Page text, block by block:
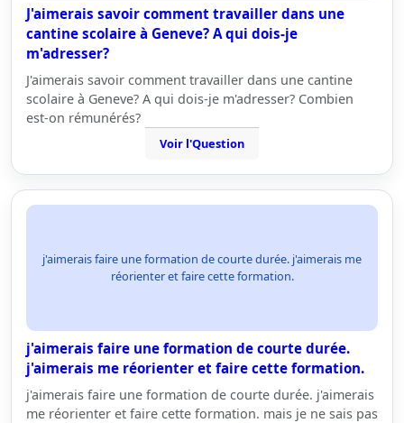
J'aimerais savoir comment travailler dans une
cantine scolaire à Geneve? A qui dois-je
m'adresser?
J'aimerais savoir comment travailler dans une cantine
scolaire à Geneve? A qui dois-je m'adresser? Combien
est-on rémunérés?
Voir l'Question
j'aimerais faire une formation de courte durée. j'aimerais me
réorienter et faire cette formation.
j'aimerais faire une formation de courte durée.
j'aimerais me réorienter et faire cette formation.
j'aimerais faire une formation de courte durée. j'aimerais
me réorienter et faire cette formation. mais je ne sais pas